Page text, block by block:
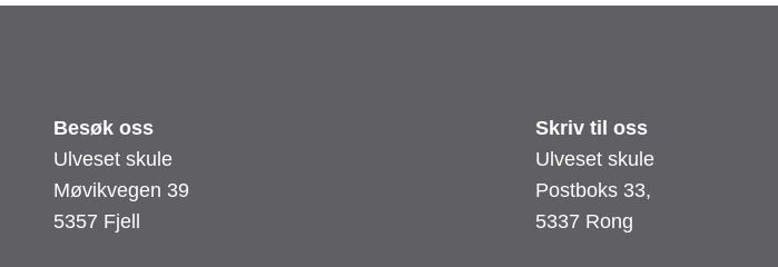
Besøk oss
Ulveset skule
Møvikvegen 39
5357 Fjell
Skriv til oss
Ulveset skule
Postboks 33,
5337 Rong